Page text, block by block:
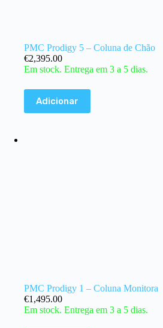
PMC Prodigy 5 – Coluna de Chão
€2,395.00
Em stock. Entrega em 3 a 5 dias.
Adicionar
PMC Prodigy 1 – Coluna Monitora
€1,495.00
Em stock. Entrega em 3 a 5 dias.